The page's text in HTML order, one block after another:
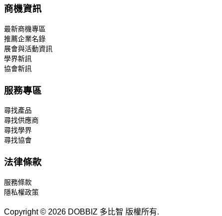
商機資訊
最新商機專區
推薦企業名錄
展會與活動資訊
學界新訊
協會新訊
服務專區
尋找產品
尋找供應商
尋找學界
尋找協會
法律條款
服務條款
隱私權政策
Copyright © 2026 DOBBIZ 多比智 版權所有.